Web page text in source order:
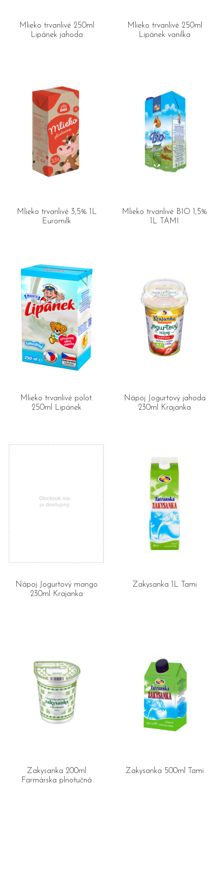
Mlieko trvanlivé 250ml
Lipánek jahoda
Mlieko trvanlivé 250ml
Lipánek vanilka
Mlieko trvanlivé 3,5% 1L
Euromilk
Mlieko trvanlivé BIO 1,5%
1L TAMI
Mlieko trvanlivé polot.
250ml Lipánek
Nápoj Jogurtový jahoda
230ml Krajanka
Nápoj Jogurtový mango
230ml Krajanka
Zakysanka 1L Tami
Zakysanka 200ml
Farmárska plnotučná
Zakysanka 500ml Tami